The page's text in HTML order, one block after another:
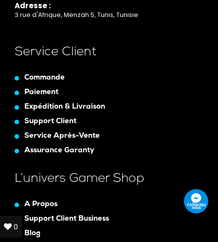
Adresse :
3 rue d'Afrique, Menzah 5, Tunis, Tunisie
Service Client
Commande
Paiement
Expédition & Livraison
Support Client
Service Après-Vente
Assurance Garanty
L’univers Gamer Shop
A Propos
Support Client Business
Blog
Contactez
nous
0
0